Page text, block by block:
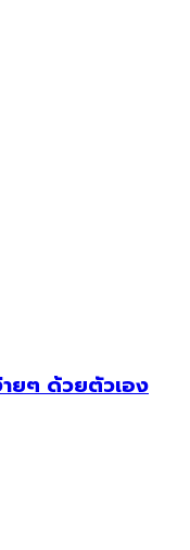
ยๆ ด้วยตัวเอง